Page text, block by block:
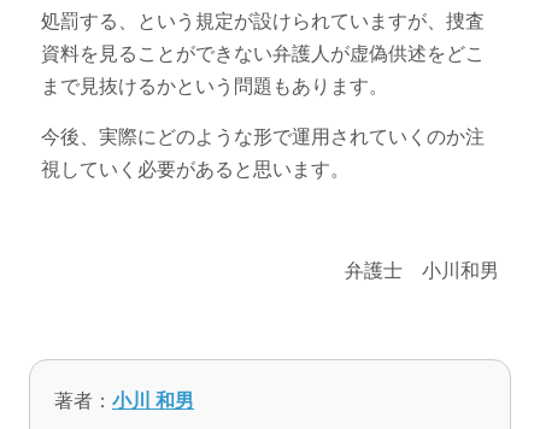
処罰する、という規定が設けられていますが、捜査
資料を見ることができない弁護人が虚偽供述をどこ
まで見抜けるかという問題もあります。
今後、実際にどのような形で運用されていくのか注
視していく必要があると思います。
弁護士 小川和男
著者： 小川 和男